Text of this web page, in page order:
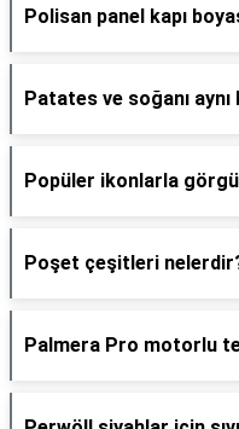
Polisan panel kapı
Patates ve soğanı
Popüler ikonlarla
Poşet çeşitleri
Palmera Pro motorlu